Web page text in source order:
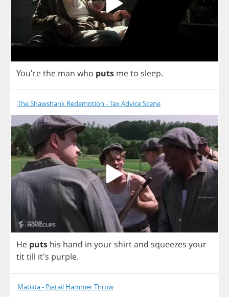
You'rethe man who puts meto sleep.
The Shawshank Redemption - Tax Advice Scene
He puts his hand in your shirtand squeezes your
tittill it's purple.
Matilda - Pigtail Hammer Throw